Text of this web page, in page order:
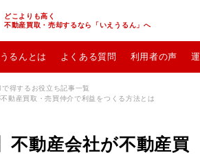
どこよりも高く
不動産買取・売却するなら「いえうるん」へ
るんとは よくある質問 利用者の声
で得するお役立ち記事一覧
動産買取・売買仲介で利益をつくる方法とは
不動産会社が不動産買